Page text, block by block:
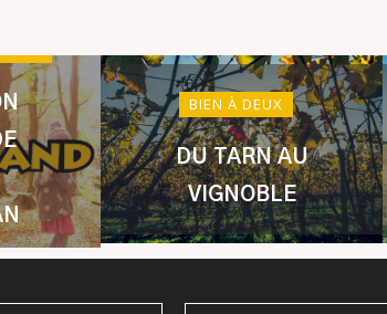
BIEN À DEUX
DU TARN AU
VIGNOBLE